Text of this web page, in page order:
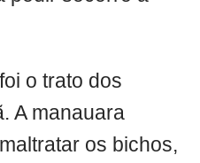
o trato dos
A manauara
os bichos,